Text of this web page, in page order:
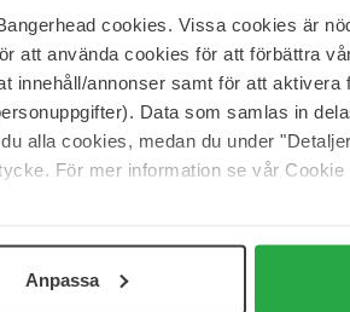
cookies. Vissa cookies är
att använda cookies för att förbättra
innehåll/annonser samt för att aktivera
Data som samlas in
alla cookies, medan du under
För mer information se vår
Anpassa
450 kr
Verso
N°5 Super Eye Serum With
15 ml